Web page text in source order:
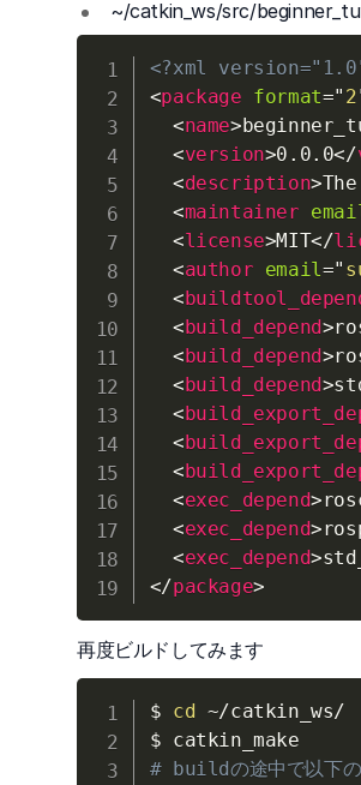
~/catkin_ws/src/
<?xml
<package format=" 2
<name>
<version>0.0.0</
<description>
<maintainer
<license>MIT</
<author email="
<
< build_depend>
< build_depend>
< build_depend>
<
<
<
<exec_depend>
<exec_depend>
<exec_depend>
</package>
再度ビルドしてみます
$ cd
~/catkin_ws/
# buildの途中で以下